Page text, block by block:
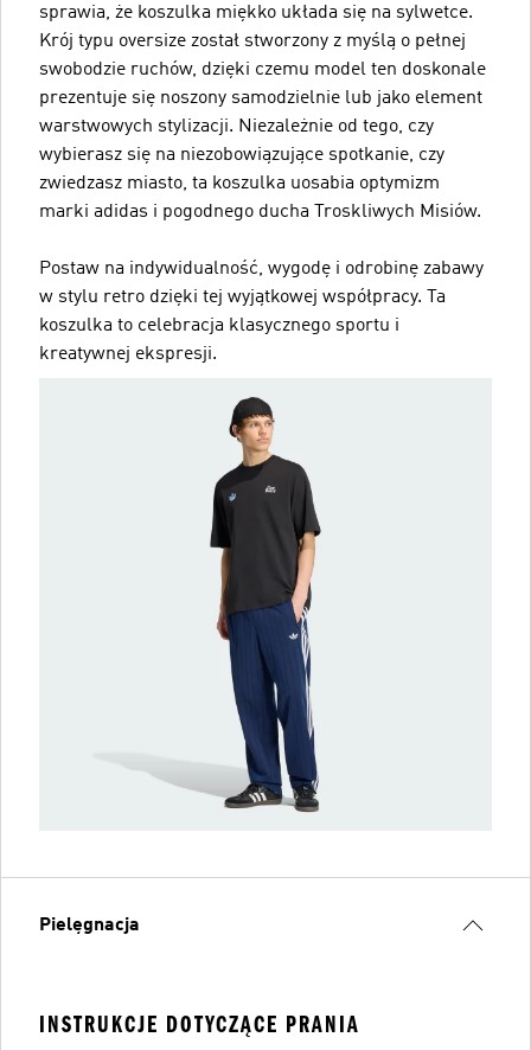
sprawia, że koszulka miękko układa się na sylwetce.
Krój typu oversize został stworzony z myślą o pełnej
swobodzie ruchów, dzięki czemu model ten doskonale
prezentuje się noszony samodzielnie lub jako element
warstwowych stylizacji. Niezależnie od tego, czy
wybierasz się na niezobowiązujące spotkanie, czy
zwiedzasz miasto, ta koszulka uosabia optymizm
marki adidas i pogodnego ducha Troskliwych Misiów.
Postaw na indywidualność, wygodę i odrobinę zabawy
w stylu retro dzięki tej wyjątkowej współpracy. Ta
koszulka to celebracja klasycznego sportu i
kreatywnej ekspresji.
Pielęgnacja
INSTRUKCJE DOTYCZĄCE PRANIA